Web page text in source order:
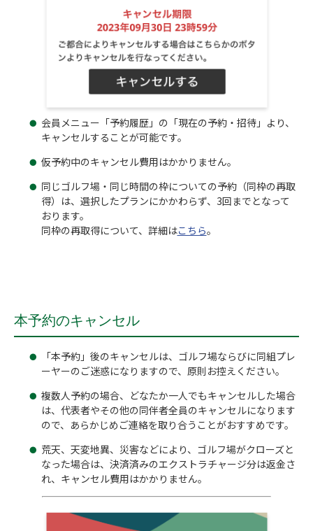
会員メニュー「予約履歴」の「現在の予約・招待」より、
キャンセルすることが可能です。
仮予約中のキャンセル費用はかかりません。
同じゴルフ場・同じ時間の枠についての予約（同枠の再取
得）は、選択したプランにかかわらず、3回までとなって
おります。
同枠の再取得について、詳細はこちら。
本予約のキャンセル
「本予約」後のキャンセルは、ゴルフ場ならびに同組プレ
ーヤーのご迷惑になりますので、原則お控えください。
複数人予約の場合、どなたか一人でもキャンセルした場合
は、代表者やその他の同伴者全員のキャンセルになります
ので、あらかじめご連絡を取り合うことがおすすめです。
荒天、天変地異、災害などにより、ゴルフ場がクローズと
なった場合は、決済済みのエクストラチャージ分は返金さ
れ、キャンセル費用はかかりません。